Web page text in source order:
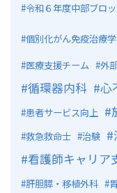
令和６年度中部ブロ
個別化がん免疫治療学
医療支援チーム
外
循環器内科 心
患者サービス向上
救急救命士
治験
看護師キャリア
肝胆膵・移植外科